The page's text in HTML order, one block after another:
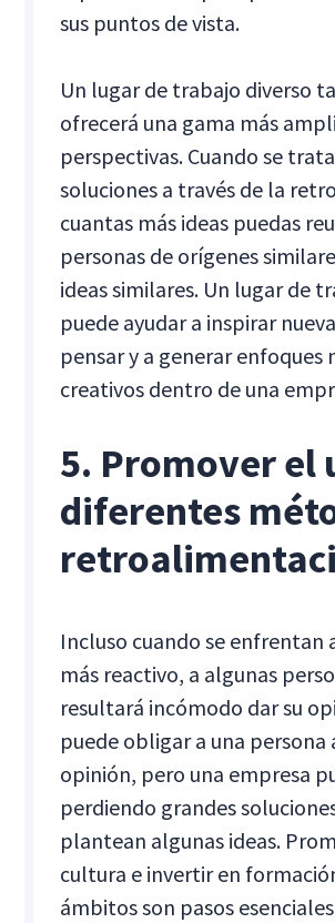
sus puntos de vista.
Un lugar de trabajo diverso
ofrecerá una gama más
perspectivas. Cuando se
soluciones a través de la
cuantas más ideas puedas
personas de orígenes
ideas similares. Un lugar de
puede ayudar a inspirar
pensar y a generar enfoques
creativos dentro de una
5. Promover el
diferentes
Incluso cuando se enfrentan
más reactivo, a algunas
resultará incómodo dar su
puede obligar a una persona
opinión, pero una empresa
perdiendo grandes
plantean algunas ideas.
cultura e invertir en
ámbitos son pasos